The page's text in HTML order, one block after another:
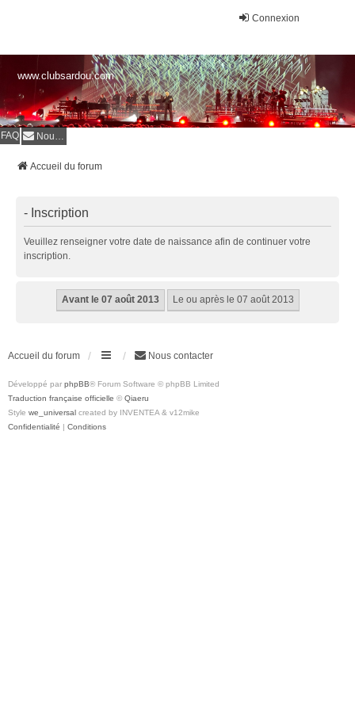
Connexion
www.clubsardou.com
FAQ Nous contacter
Accueil du forum
- Inscription
Veuillez renseigner votre date de naissance afin de continuer votre
inscription.
Accueil du forum Nous contacter
Développé par phpBB® Forum Software © phpBB Limited
Traduction française officielle © Qiaeru
Style we_universal created by INVENTEA & v12mike
Confidentialité | Conditions